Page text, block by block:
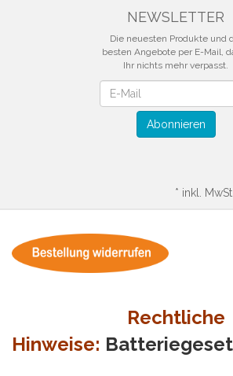
NEWSLETTER
Die neuesten Produkte und
besten Angebote per E-Mail,
Ihr nichts mehr verpasst.
Abonnieren
* inkl.
Rechtliche
Hinweise: